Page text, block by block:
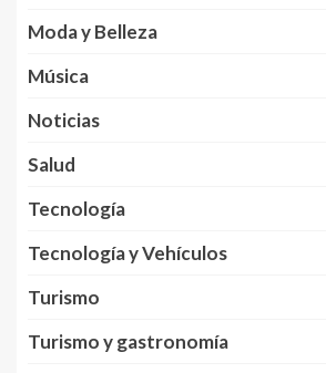
Moda y Belleza
Música
Noticias
Salud
Tecnología
Tecnología y Vehículos
Turismo
Turismo y gastronomía